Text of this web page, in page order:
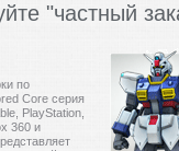
"частный
по
Core серия
PlayStation,
360 и